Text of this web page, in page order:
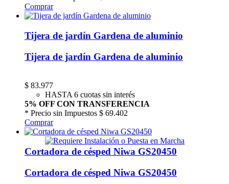
Comprar
Tijera de jardín Gardena de aluminio
Tijera de jardín Gardena de aluminio
$ 83.977
HASTA 6 cuotas sin interés
5% OFF CON TRANSFERENCIA
* Precio sin Impuestos $ 69.402
Comprar
Cortadora de césped Niwa GS20450
Cortadora de césped Niwa GS20450